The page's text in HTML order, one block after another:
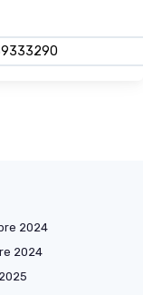
2024
2024